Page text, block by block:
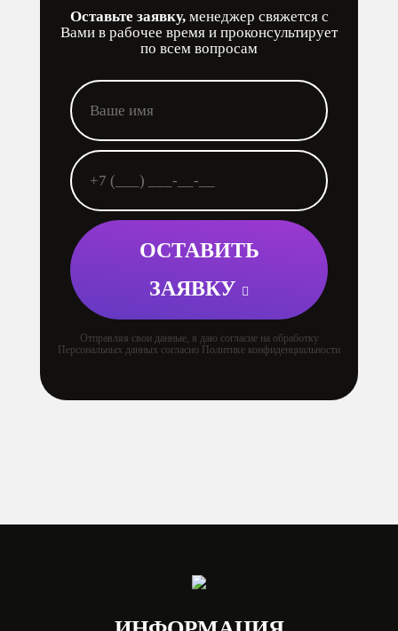
Оставьте заявку,менеджер свяжется с
Вами в рабочее время и проконсультирует
по всем вопросам
ОСТАВИТЬ
ЗАЯВКУ
Отправляя свои данные, я даю согласие на обработку
Персональных данных согласно Политике конфиденциальности